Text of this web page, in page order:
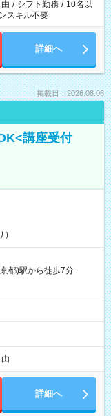
/ シフト勤務 / 10名以
スキル不要
詳細へ
掲載日：2026.08.06
講座受付
都)駅から徒歩7分
詳細へ